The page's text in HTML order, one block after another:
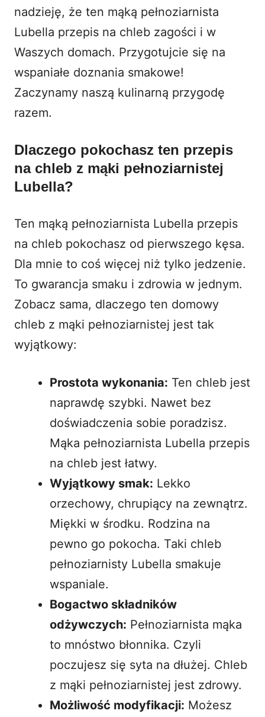
nadzieję, że ten mąką pełnoziarnista
Lubella przepis na chleb zagości i w
Waszych domach. Przygotujcie się na
wspaniałe doznania smakowe!
Zaczynamy naszą kulinarną przygodę
razem.
Dlaczego pokochasz ten przepis
na chleb z mąki pełnoziarnistej
Lubella?
Ten mąką pełnoziarnista Lubella przepis
na chleb pokochasz od pierwszego kęsa.
Dla mnie to coś więcej niż tylko jedzenie.
To gwarancja smaku i zdrowia w jednym.
Zobacz sama, dlaczego ten domowy
chleb z mąki pełnoziarnistej jest tak
wyjątkowy:
Prostota wykonania: Ten chleb jest
naprawdę szybki. Nawet bez
doświadczenia sobie poradzisz.
Mąka pełnoziarnista Lubella przepis
na chleb jest łatwy.
Wyjątkowy smak: Lekko
orzechowy, chrupiący na zewnątrz.
Miękki w środku. Rodzina na
pewno go pokocha. Taki chleb
pełnoziarnisty Lubella smakuje
wspaniale.
Bogactwo składników
odżywczych: Pełnoziarnista mąka
to mnóstwo błonnika. Czyli
poczujesz się syta na dłużej. Chleb
z mąki pełnoziarnistej jest zdrowy.
Możliwość modyfikacji: Możesz